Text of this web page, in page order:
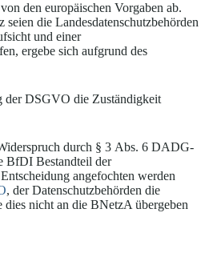
den europäischen Vorgaben ab.
die Landesdatenschutzbehörden
und einer
ergebe sich aufgrund des
der DSGVO die Zuständigkeit
durch § 3 Abs. 6 DADG-
BfDI Bestandteil der
angefochten werden
, der Datenschutzbehörden die
nicht an die BNetzA übergeben